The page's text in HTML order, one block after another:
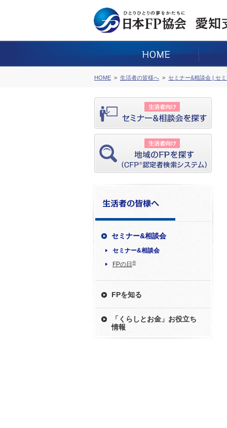
HOME 生活者の皆様へ セミナー&相談会 | セ
セミナー&相談会
セミナー&相談会
FPの日 ®
FPを知る
「くらしとお金」お役立ち
情報